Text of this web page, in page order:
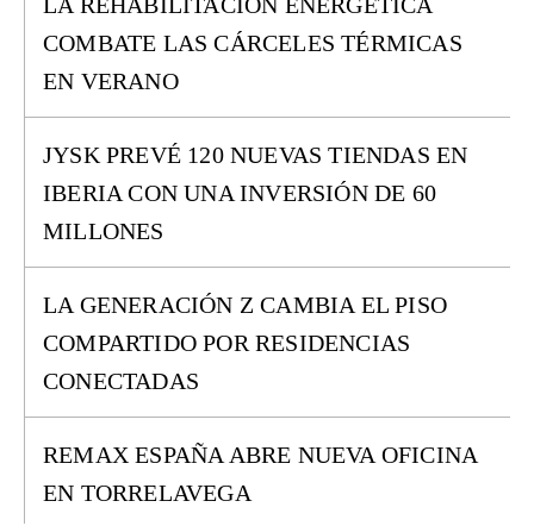
COMBATE LAS CÁRCELES TÉRMICAS
EN VERANO
JYSK PREVÉ 120 NUEVAS TIENDAS EN
IBERIA CON UNA INVERSIÓN DE 60
MILLONES
LA GENERACIÓN Z CAMBIA EL PISO
COMPARTIDO POR RESIDENCIAS
CONECTADAS
REMAX ESPAÑA ABRE NUEVA OFICINA
EN TORRELAVEGA